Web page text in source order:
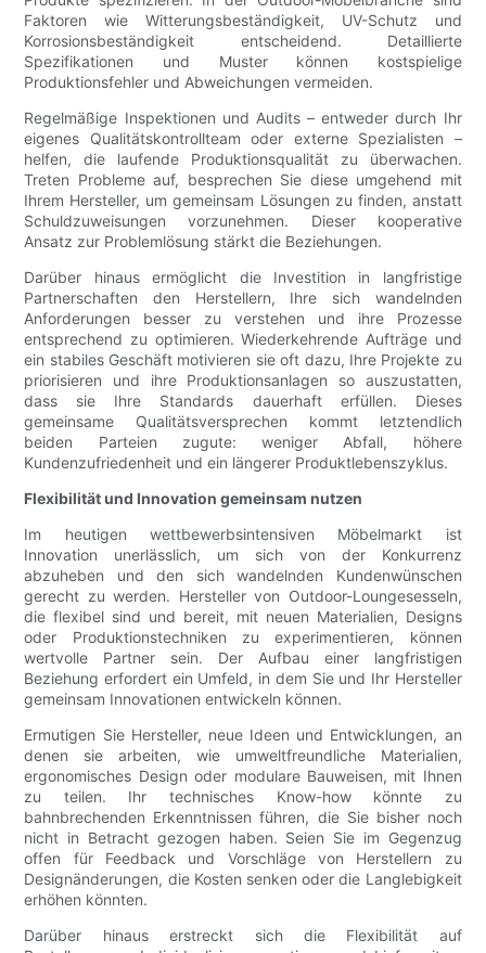
Faktoren wie Witterungsbeständigkeit, UV-Schutz und
Korrosionsbeständigkeit entscheidend. Detaillierte
Spezifikationen und Muster können kostspielige
Produktionsfehler und Abweichungen vermeiden.
Regelmäßige Inspektionen und Audits – entweder durch Ihr
eigenes Qualitätskontrollteam oder externe Spezialisten –
helfen, die laufende Produktionsqualität zu überwachen.
Treten Probleme auf, besprechen Sie diese umgehend mit
Ihrem Hersteller, um gemeinsam Lösungen zu finden, anstatt
Schuldzuweisungen vorzunehmen. Dieser kooperative
Ansatz zur Problemlösung stärkt die Beziehungen.
Darüber hinaus ermöglicht die Investition in langfristige
Partnerschaften den Herstellern, Ihre sich wandelnden
Anforderungen besser zu verstehen und ihre Prozesse
entsprechend zu optimieren. Wiederkehrende Aufträge und
ein stabiles Geschäft motivieren sie oft dazu, Ihre Projekte zu
priorisieren und ihre Produktionsanlagen so auszustatten,
dass sie Ihre Standards dauerhaft erfüllen. Dieses
gemeinsame Qualitätsversprechen kommt letztendlich
beiden Parteien zugute: weniger Abfall, höhere
Kundenzufriedenheit und ein längerer Produktlebenszyklus.
Flexibilität und Innovation gemeinsam nutzen
Im heutigen wettbewerbsintensiven Möbelmarkt ist
Innovation unerlässlich, um sich von der Konkurrenz
abzuheben und den sich wandelnden Kundenwünschen
gerecht zu werden. Hersteller von Outdoor-Loungesesseln,
die flexibel sind und bereit, mit neuen Materialien, Designs
oder Produktionstechniken zu experimentieren, können
wertvolle Partner sein. Der Aufbau einer langfristigen
Beziehung erfordert ein Umfeld, in dem Sie und Ihr Hersteller
gemeinsam Innovationen entwickeln können.
Ermutigen Sie Hersteller, neue Ideen und Entwicklungen, an
denen sie arbeiten, wie umweltfreundliche Materialien,
ergonomisches Design oder modulare Bauweisen, mit Ihnen
zu teilen. Ihr technisches Know-how könnte zu
bahnbrechenden Erkenntnissen führen, die Sie bisher noch
nicht in Betracht gezogen haben. Seien Sie im Gegenzug
offen für Feedback und Vorschläge von Herstellern zu
Designänderungen, die Kosten senken oder die Langlebigkeit
erhöhen könnten.
Darüber hinaus erstreckt sich die Flexibilität auf